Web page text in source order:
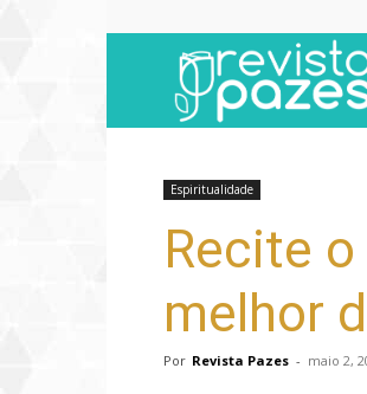
Espiritualidade
Recite
melhor
Por Revista Pazes - maio 2,